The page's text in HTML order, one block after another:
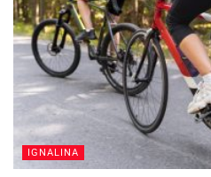
IGNALINA